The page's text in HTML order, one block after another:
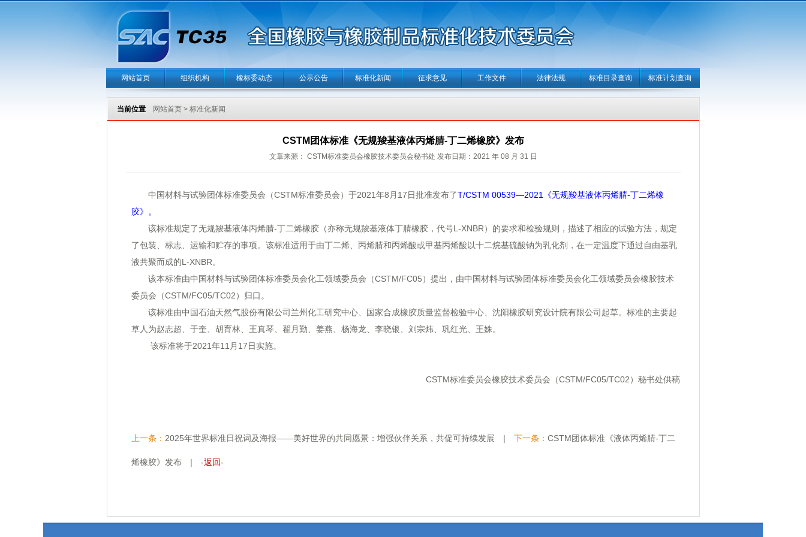
网站首页 组织机构 橡标委动态 公示公告 标准化新闻 征求意见 工作文件 法律法规 标准目录查询 标准计划查询
当前位置 网站首页> 标准化新闻
CSTM团体标准《无规羧基液体丙烯腈-丁二烯橡胶》发布
文章来源： CSTM标准委员会橡胶技术委员会秘书处 发布日期：2021 年 08 月 31 日
中国材料与试验团体标准委员会（CSTM标准委员会）于2021年8月17日批准发布了T/CSTM 00539—2021《无规羧基液体丙烯腈-丁二烯橡
胶》。
该标准规定了无规羧基液体丙烯腈-丁二烯橡胶（亦称无规羧基液体丁腈橡胶，代号L-XNBR）的要求和检验规则，描述了相应的试验方法，规定
了包装、标志、运输和贮存的事项。该标准适用于由丁二烯、丙烯腈和丙烯酸或甲基丙烯酸以十二烷基硫酸钠为乳化剂，在一定温度下通过自由基乳
液共聚而成的L-XNBR。
该本标准由中国材料与试验团体标准委员会化工领域委员会（CSTM/FC05）提出，由中国材料与试验团体标准委员会化工领域委员会橡胶技术
委员会（CSTM/FC05/TC02）归口。
该标准由中国石油天然气股份有限公司兰州化工研究中心、国家合成橡胶质量监督检验中心、沈阳橡胶研究设计院有限公司起草。标准的主要起
草人为赵志超、于奎、胡育林、王真琴、翟月勤、姜燕、杨海龙、李晓银、刘宗炜、巩红光、王姝。
该标准将于2021年11月17日实施。
CSTM标准委员会橡胶技术委员会（CSTM/FC05/TC02）秘书处供稿
上一条： 2025年世界标准日祝词及海报——美好世界的共同愿景：增强伙伴关系，共促可持续发展 | 下一条： CSTM团体标准《液体丙烯腈-丁二
烯橡胶》发布| -返回-